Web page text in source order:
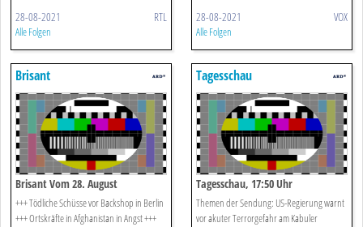
28-08-2021 RTL
Alle Folgen
28-08-2021 VOX
Alle Folgen
Brisant
Brisant Vom 28. August
+++ Tödliche Schüsse vor Backshop in Berlin
+++ Ortskräfte in Afghanistan in Angst +++
Tagesschau
Tagesschau, 17:50 Uhr
Themen der Sendung: US-Regierung warnt
vor akuter Terrorgefahr am Kabuler